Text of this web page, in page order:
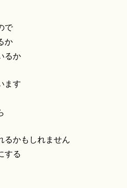
で
か
るか
ます
るかもしれません
する